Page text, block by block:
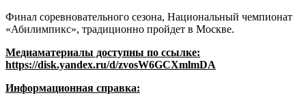
Финал соревновательного сезона, Национальный чемпионат
«Абилимпикс», традиционно пройдет в Москве.
Медиаматериалы доступны по ссылке:
https://disk.yandex.ru/d/zvosW6GCXmlmDA
Информационная справка: